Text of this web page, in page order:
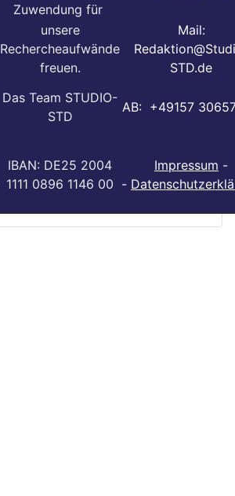
Zuwendung für
unsere
Rechercheaufwände
freuen.
Mail:
STD.de
Das Team STUDIO-
STD
AB: +49157
IBAN: DE25 2004
1111 0896 1146 00
Impressum -
-